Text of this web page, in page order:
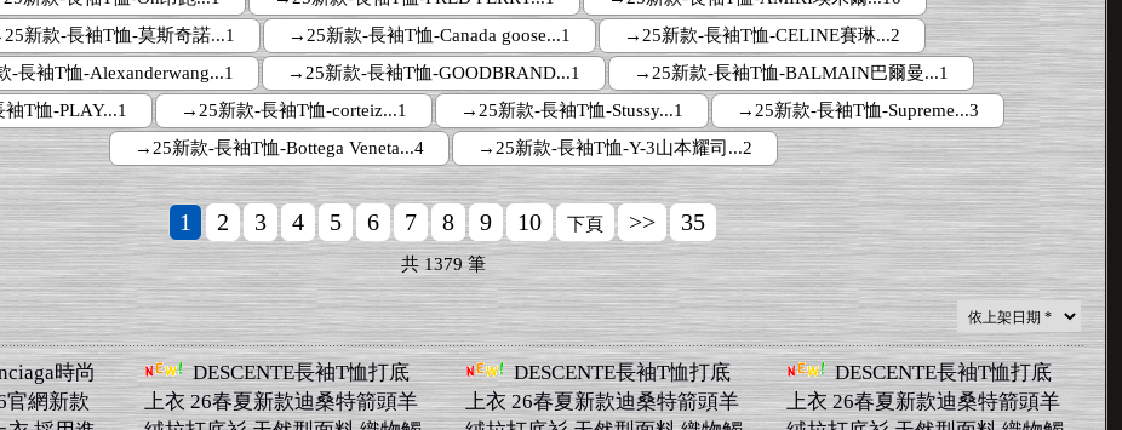
新款-長袖T恤-莫斯奇諾...1
→25新款-長袖T恤-Canada goose...1
→25新款-長袖T恤-CELINE賽琳...2
-長袖T恤-Alexanderwang...1
→25新款-長袖T恤-GOODBRAND...1
→25新款-長袖T恤-BALMAIN巴爾曼...1
T恤-PLAY...1
→25新款-長袖T恤-corteiz...1 →25新款-長袖T恤-Stussy...1
→25新款-長袖T恤-Supreme...3
→25新款-長袖T恤-Bottega Veneta...4
→25新款-長袖T恤-Y-3山本耀司...2
1 2 3 4 5 6 7 8 9 10 下頁 >> 35
共 1379筆
時尚
官網新款
DESCENTE長袖T恤打底
上衣 26春夏新款迪桑特箭頭羊
DESCENTE長袖T恤打底
上衣 26春夏新款迪桑特箭頭羊
DESCENTE長袖T恤打底
上衣 26春夏新款迪桑特箭頭羊